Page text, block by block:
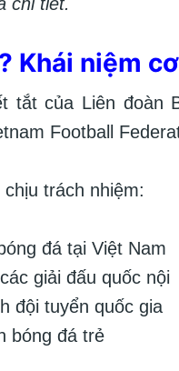
Khái niệm
tắt của Liên đoàn
Football
trách nhiệm:
đá tại Việt Nam
giải đấu quốc nội
đội tuyển quốc gia
bóng đá trẻ